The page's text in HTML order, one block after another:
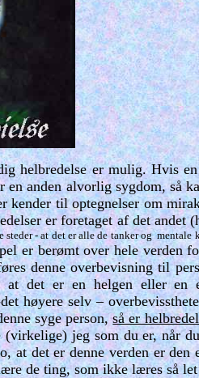
helbredelse er mulig. Hvis
anden alvorlig sygdom, så
kender til optegnelser om
er foretaget af det
steder - at det er alle de tanker og
er berømt over hele verden
denne overbevisning til
at det er en helgen eller en
høyere selv –
syge person,så er
jeg som du er, når
det er denne verden er
de ting, som ikke læres så